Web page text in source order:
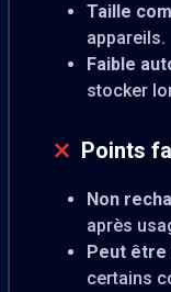
Taille
appareils.
Faible
stocker
Points
Non
après
Peut
certains